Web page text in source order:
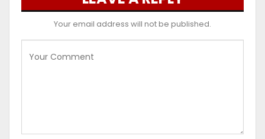
Your email address will not be published.